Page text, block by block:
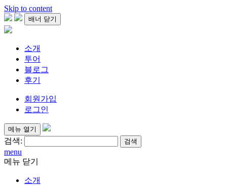
Skip to content
배너 닫기
소개
투어
블로그
후기
회원가입
로그인
메뉴 열기
검색:
menu
메뉴 닫기
소개